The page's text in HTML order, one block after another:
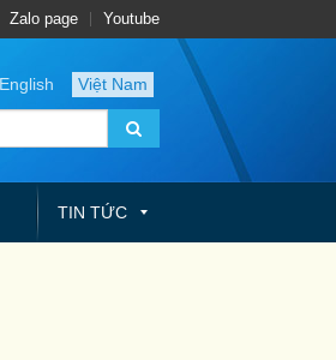
Zalo page Youtube
English Việt Nam
TIN TỨC